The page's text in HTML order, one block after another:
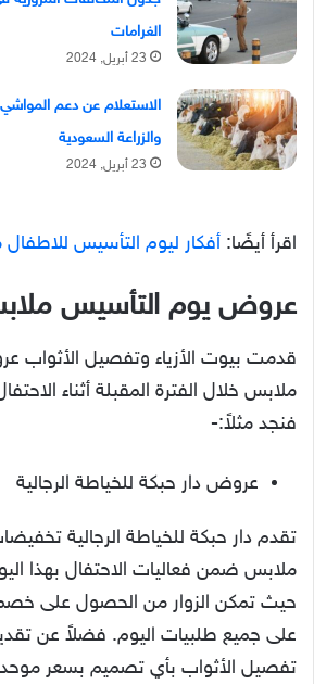
الغرامات
23 أبريل, 2024
الاستعلام عن دعم المواشي
والزراعة السعودية
23 أبريل, 2024
اقرأ أيضًا: أفكار ليوم التأسيس للاطفال
عروض يوم التأسيس
قدمت بيوت الأزياء وتفصيل الأثواب
ملابس خلال الفترة المقبلة أثناء
فنجد مثلاً:-
عروض دار حبكة للخياطة الرجالية
تقدم دار حبكة للخياطة الرجالية
على جميع طلبيات اليوم. فضلاً عن